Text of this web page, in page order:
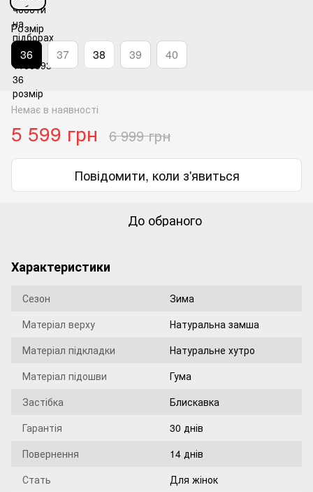
Розмір
36 37 38 39 40
Немає в наявності
5 599 грн 6 999 грн
Повідомити, коли з'явиться
До обраного
Характеристики
Сезон
Зима
Матеріал верху
Натуральна замша
Матеріал підкладки
Натуральне хутро
Матеріал підошви
Гума
Застібка
Блискавка
Гарантія
30 днів
Повернення
14 днів
Стать
Для жінок